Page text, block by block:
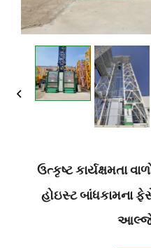
ઉત્કૃષ્ટ કાર્યક્ષમતા
હોઇસ્ટ બાંધકામના